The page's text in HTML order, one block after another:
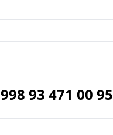
93 471 00 95